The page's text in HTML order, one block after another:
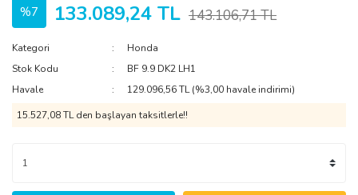
%7 133.089,24 TL 143.106,71 TL
Kategori
Honda
Stok Kodu
BF 9.9 DK2 LH1
Havale
129.096,56 TL (%3,00 havale indirimi)
15.527,08 TL den başlayan taksitlerle!!